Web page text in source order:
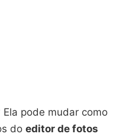
pode mudar como
do editor de fotos